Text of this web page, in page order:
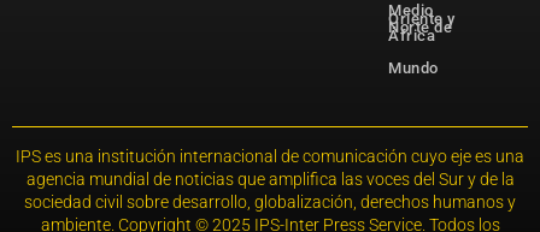
Medio
Oriente y
Norte de
África
Mundo
IPS es una institución internacional de comunicación cuyo eje es una
agencia mundial de noticias que amplifica las voces del Sur y de la
sociedad civil sobre desarrollo, globalización, derechos humanos y
ambiente. Copyright © 2025 IPS-Inter Press Service. Todos los